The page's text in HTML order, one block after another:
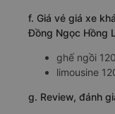
f. Giá vé giá xe
Đồng Ngọc Hồng
ghế ngồi
limousine
g. Review, đánh